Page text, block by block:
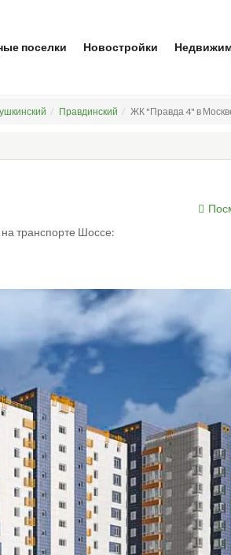
поселки Новостройки
Правдинский ЖК "Правда 4" в
транспорте Шоссе: